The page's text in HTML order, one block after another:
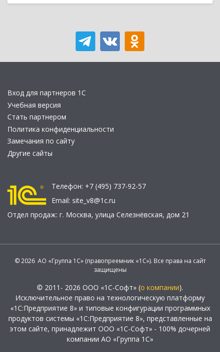
Вход для партнеров 1С
Учебная версия
Стать партнером
Политика конфиденциальности
Замечания по сайту
Другие сайты
Телефон: +7 (495) 737-92-57
Email: site_v8@1c.ru
Отдел продаж: г. Москва, улица Селезнёвская, дом 21
© 2026 АО «Группа 1С» (правопреемник «1С»). Все права на сайт
защищены
© 2011- 2026 ООО «1С-Софт» (о компании).
Исключительное право на технологическую платформу
«1С:Предприятие 8» и типовые конфигурации программных
продуктов системы «1С:Предприятие 8», представленные на
этом сайте, принадлежит ООО «1С-Софт» - 100% дочерней
компании АО «Группа 1С»